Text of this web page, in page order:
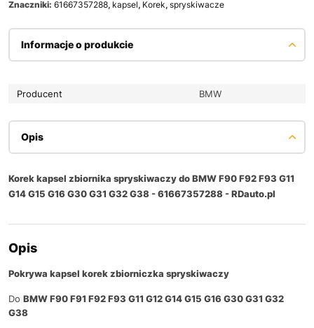
Znaczniki: 61667357288, kapsel, Korek, spryskiwacze
Informacje o produkcie
Producent BMW
Opis
Korek kapsel zbiornika spryskiwaczy do BMW F90 F92 F93 G11
G14 G15 G16 G30 G31 G32 G38 - 61667357288 - RDauto.pl
Opis
Pokrywa kapsel korek zbiorniczka spryskiwaczy
Do BMW F90 F91 F92 F93 G11 G12 G14 G15 G16 G30 G31 G32
G38